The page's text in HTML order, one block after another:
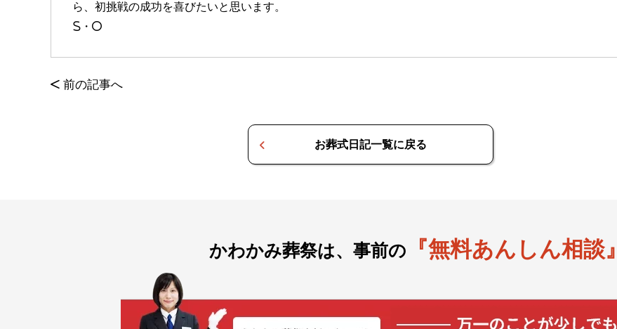
ら、初挑戦の成功を喜びたいと思います。
S・O
< 前の記事へ
お葬式日記一覧に戻る
かわかみ葬祭は、事前の 『無料あんしん相談』